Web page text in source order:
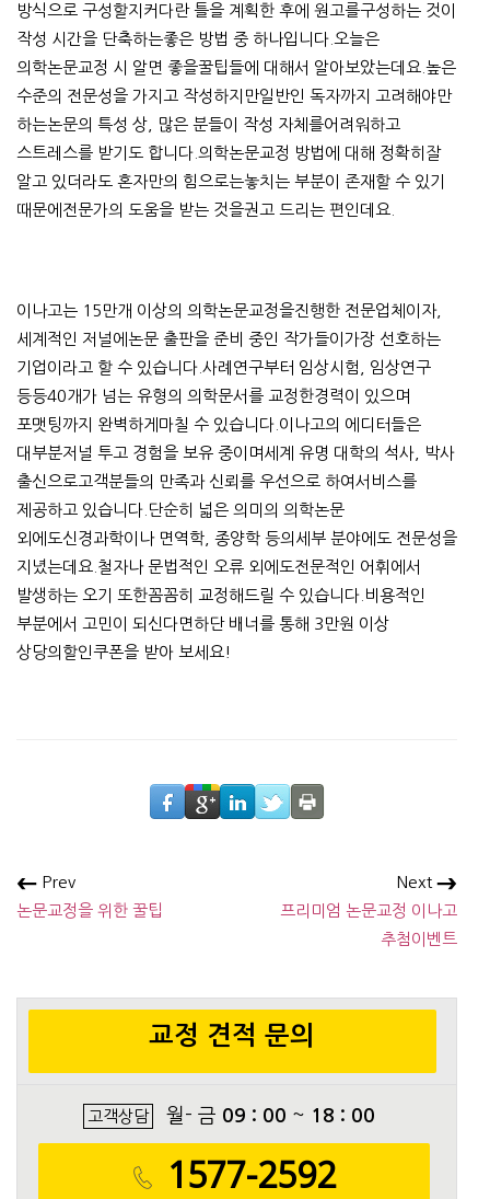
방식으로 구성할지커다란 틀을 계획한 후에 원고를구성하는 것이
작성 시간을 단축하는좋은 방법 중 하나입니다.오늘은
의학논문교정 시 알면 좋을꿀팁들에 대해서 알아보았는데요.높은
수준의 전문성을 가지고 작성하지만일반인 독자까지 고려해야만
하는논문의 특성 상, 많은 분들이 작성 자체를어려워하고
스트레스를 받기도 합니다.의학논문교정 방법에 대해 정확히잘
알고 있더라도 혼자만의 힘으로는놓치는 부분이 존재할 수 있기
때문에전문가의 도움을 받는 것을권고 드리는 편인데요.
이나고는 15만개 이상의 의학논문교정을진행한 전문업체이자,
세계적인 저널에논문 출판을 준비 중인 작가들이가장 선호하는
기업이라고 할 수 있습니다.사례연구부터 임상시험, 임상연구
등등40개가 넘는 유형의 의학문서를 교정한경력이 있으며
포맷팅까지 완벽하게마칠 수 있습니다.이나고의 에디터들은
대부분저널 투고 경험을 보유 중이며세계 유명 대학의 석사, 박사
출신으로고객분들의 만족과 신뢰를 우선으로 하여서비스를
제공하고 있습니다.단순히 넓은 의미의 의학논문
외에도신경과학이나 면역학, 종양학 등의세부 분야에도 전문성을
지녔는데요.철자나 문법적인 오류 외에도전문적인 어휘에서
발생하는 오기 또한꼼꼼히 교정해드릴 수 있습니다.비용적인
부분에서 고민이 되신다면하단 배너를 통해 3만원 이상
상당의할인쿠폰을 받아 보세요!
Prev
논문교정을 위한 꿀팁
Next
프리미엄 논문교정 이나고
추첨이벤트
교정 견적 문의
고객상담 월- 금 09 : 00 ~ 18 : 00
1577-2592